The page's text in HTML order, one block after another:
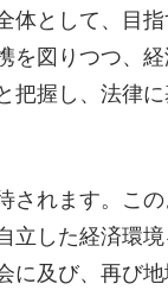
体として、目
を図りつつ、
握し、法律
れます。こ
立した経済環
及び、再び